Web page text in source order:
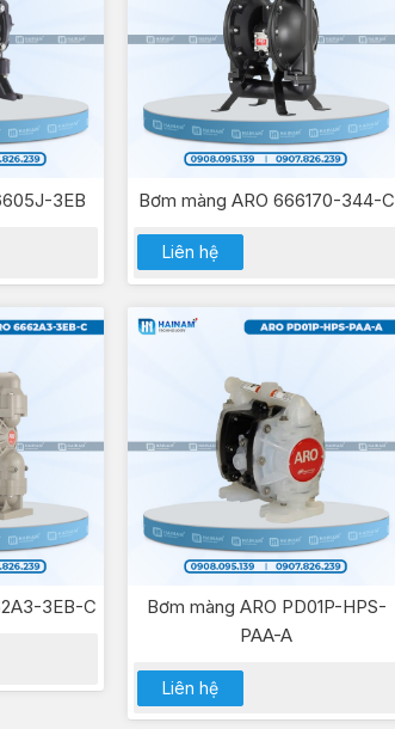
3EB Bơm màng ARO 666170-344-C
Liên hệ
3EB-C
Bơm màng ARO PD01P-HPS-
PAA-A
Liên hệ